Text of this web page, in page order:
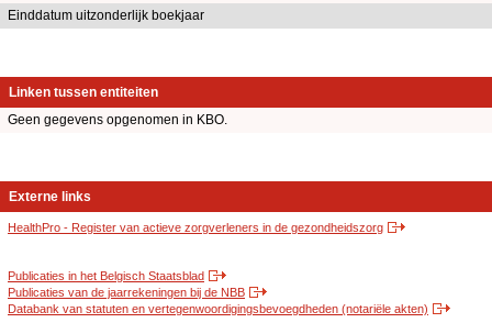
Einddatum uitzonderlijk boekjaar
Linken tussen entiteiten
Geen gegevens opgenomen in KBO.
Externe links
HealthPro - Register van actieve zorgverleners in de gezondheidszorg
Publicaties in het Belgisch Staatsblad
Publicaties van de jaarrekeningen bij de NBB
Databank van statuten en vertegenwoordigingsbevoegdheden (notariële akten)